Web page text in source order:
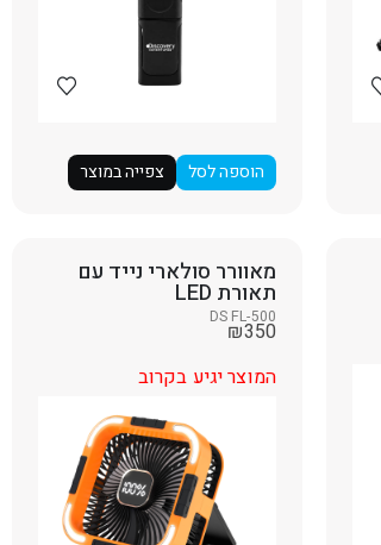
הוספה לסל צפייה במוצר
מאוורר סולארי נייד עם
תאורת LED
DS FL-500
₪350
המוצר יגיע בקרוב